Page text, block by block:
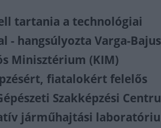
tartania a technológiai
hangsúlyozta Varga-
Minisztérium (KIM)
fiatalokért felelős
Szakképzési
járműhajtási